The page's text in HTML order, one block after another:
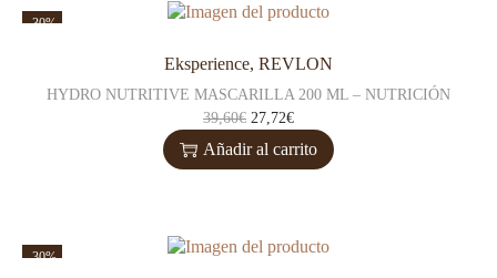
-30%
Eksperience, REVLON
HYDRO NUTRITIVE MASCARILLA 200 ML – NUTRICIÓN
39,60€ 27,72€
Añadir al carrito
-30%